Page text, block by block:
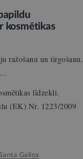
kosmētikas
ražošanu un tirgošanu.
līdzekli.
(EK) Nr. 1223/2009
Santa Galiņa